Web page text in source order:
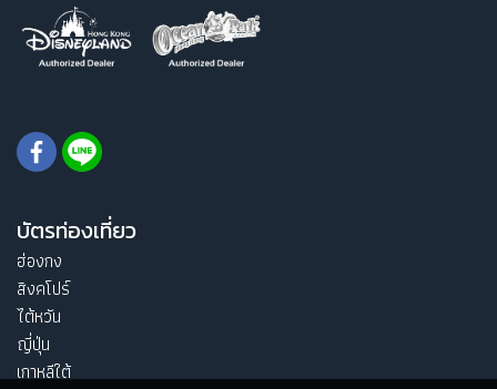
บัตรท่องเที่ยว
ฮ่องกง
สิงคโปร์
ไต้หวัน
ญี่ปุ่น
เกาหลีใต้